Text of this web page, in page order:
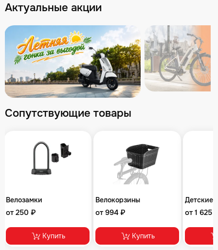
Актуальные акции
Сопутствующие товары
Велозамки
от 250 ₽
Купить
Велокорзины
от 994 ₽
Купить
Детские
от 1 625